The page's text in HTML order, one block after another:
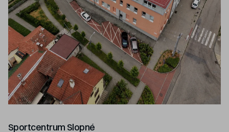
Sportcentrum Slopné